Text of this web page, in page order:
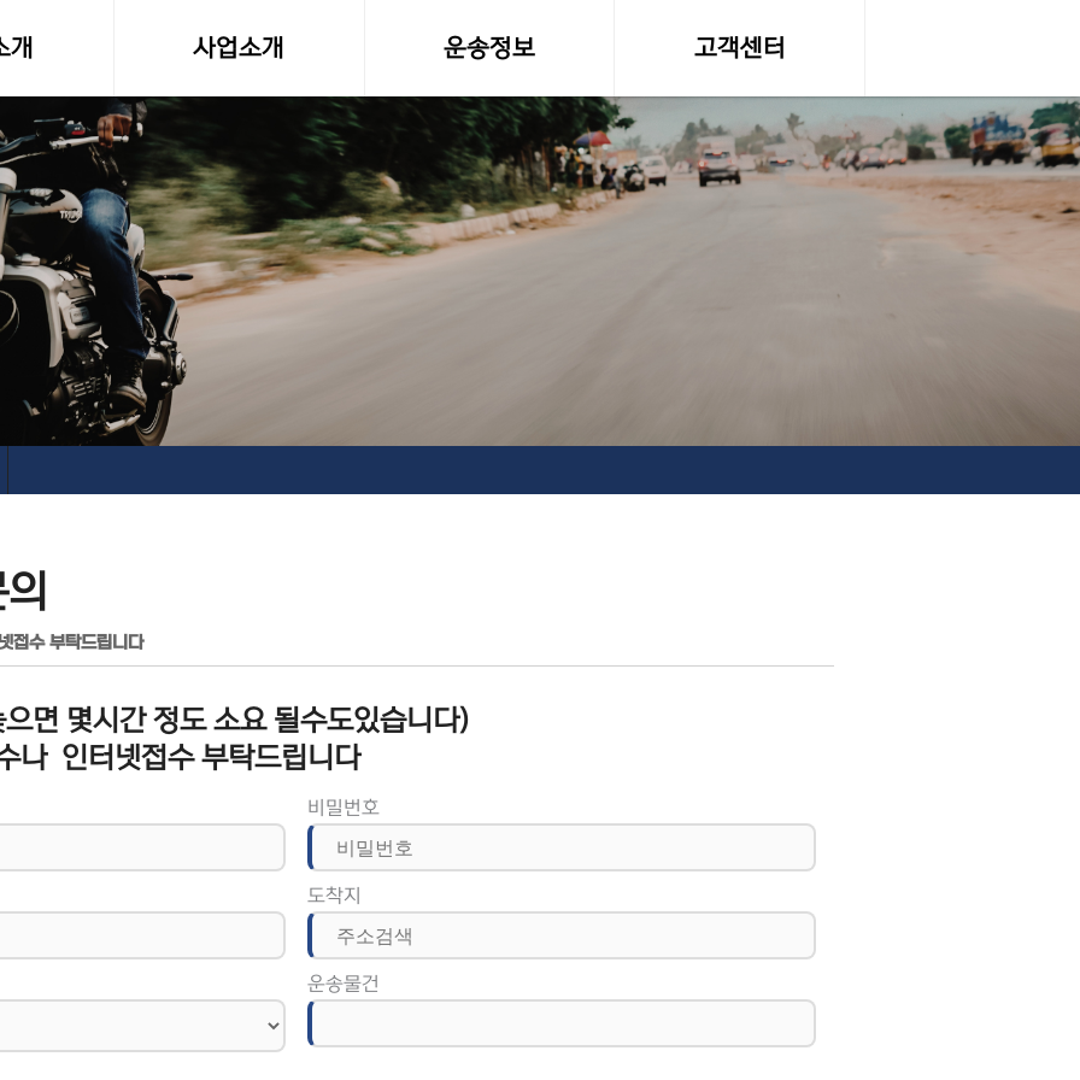
개 사업소개
소형화물(다마스,라보)
전국화물운송
오토바이퀵사업부
전국당일연계배송
운송정보
화물차량제원
전국화물 운송료조회
화물운송 이용약관
고객센터
온라인 견적문의
공지사항, 자료실
접수 부탁드립니다
면 몇시간 정도 소요 될수도있습니다)
나 인터넷접수 부탁드립니다
비밀번호
도착지
운송물건